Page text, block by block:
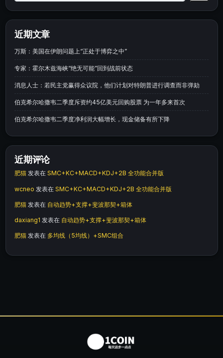
近期文章
万斯：美国在伊朗问题上“正处于博弈之中”
专家：霍尔木兹海峡“绝无可能”回到战前状态
消息人士：若民主党赢得众议院，他们计划对特朗普进行调查而非弹劾
伯克希尔哈撒韦二季度斥资约45亿美元回购股票 为一年多来首次
伯克希尔哈撒韦二季度净利润大幅增长，现金储备有所下降
近期评论
肥猫 发表在 SMC+KC+MACD+KDJ+2B 全功能合并版
wcneo 发表在 SMC+KC+MACD+KDJ+2B 全功能合并版
肥猫 发表在 自动趋势+支撑+斐波那契+箱体
daxiang1 发表在 自动趋势+支撑+斐波那契+箱体
肥猫 发表在 多均线（5均线）+SMC组合